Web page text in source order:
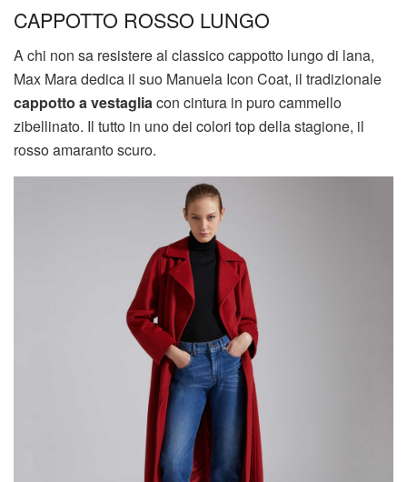
CAPPOTTO ROSSO LUNGO
A chi non sa resistere al classico cappotto lungo di lana,
Max Mara dedica il suo Manuela Icon Coat, il tradizionale
cappotto a vestagliacon cintura in puro cammello
zibellinato. Il tutto in uno dei colori top della stagione, il
rosso amaranto scuro.